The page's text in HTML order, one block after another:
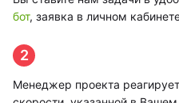
бот, заявка в личном
2
Менеджер проекта